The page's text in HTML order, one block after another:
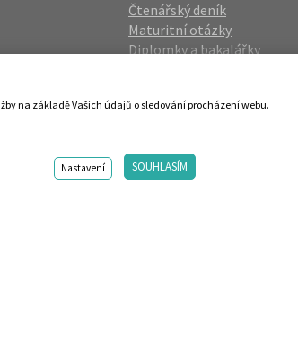
Čtenářský deník
Maturitní otázky
Diplomky a bakalářky
Přijímací zkoušky
na základě Vašich údajů o sledování procházení webu.
Nastavení SOUHLASÍM